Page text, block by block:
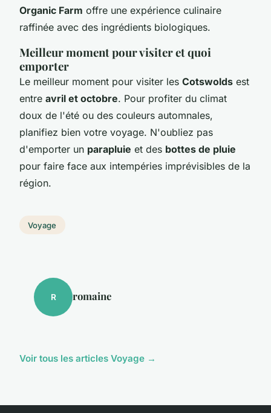
Organic Farm offre une expérience culinaire
raffinée avec des ingrédients biologiques.
Meilleur moment pour visiter et quoi
emporter
Le meilleur moment pour visiter les Cotswolds est
entre avril et octobre. Pour profiter du climat
doux de l'été ou des couleurs automnales,
planifiez bien votre voyage. N'oubliez pas
d'emporter un parapluie et des bottes de pluie
pour faire face aux intempéries imprévisibles de la
région.
Voyage
R romaine
Voir tous les articles Voyage →